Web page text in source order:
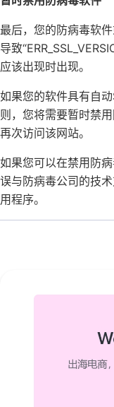
最后，您的防病毒软
导致
应该出现时出现。
如果您的软件具有自
则，您将需要暂时禁
再次访问该网站。
如果您可以在禁用防
误与防病毒公司的技
用程序。